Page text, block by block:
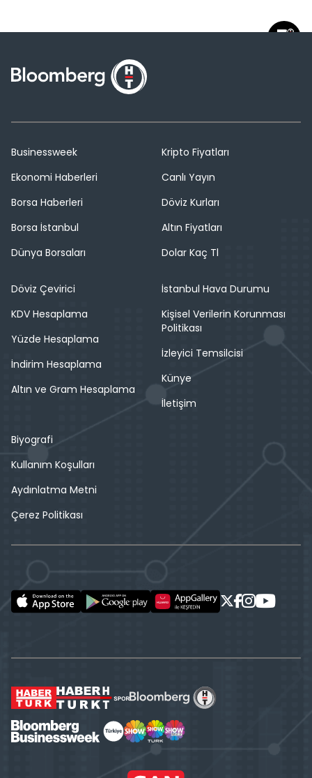
Businessweek
Ekonomi Haberleri
Borsa Haberleri
Borsa İstanbul
Dünya Borsaları
Kripto Fiyatları
Canlı Yayın
Döviz Kurları
Altın Fiyatları
Dolar Kaç Tl
Döviz Çevirici
KDV Hesaplama
Yüzde Hesaplama
İndirim Hesaplama
Altın ve Gram Hesaplama
İstanbul Hava Durumu
Kişisel Verilerin Korunması
Politikası
İzleyici Temsilcisi
Künye
İletişim
Biyografi
Kullanım Koşulları
Aydınlatma Metni
Çerez Politikası